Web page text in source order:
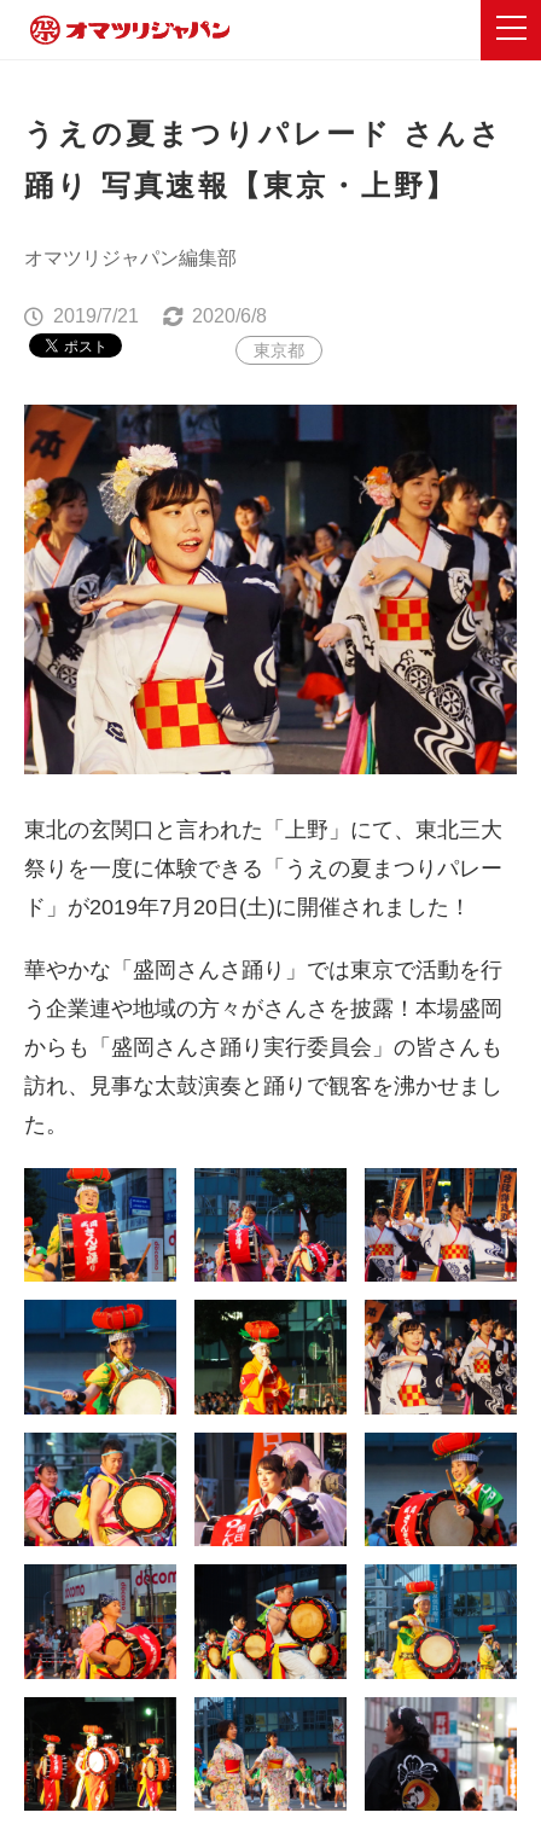
うえの夏まつりパレード さんさ
踊り 写真速報【東京・上野】
オマツリジャパン編集部
2019/7/21 2020/6/8
東京都
東北の玄関口と言われた「上野」にて、東北三大
祭りを一度に体験できる「うえの夏まつりパレー
ド」が2019年7月20日(土)に開催されました！
華やかな「盛岡さんさ踊り」では東京で活動を行
う企業連や地域の方々がさんさを披露！本場盛岡
からも「盛岡さんさ踊り実行委員会」の皆さんも
訪れ、見事な太鼓演奏と踊りで観客を沸かせまし
た。